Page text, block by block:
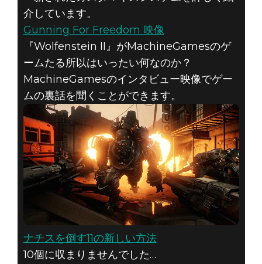
介しています。
Gunning For Freedom 映像
『Wolfenstein II』がMachineGamesのゲ
ームたる所以はいったい何なのか？
MachineGamesのインタビュー映像でゲー
ムの裏話を聞くことができます。
ナチスを倒す11の新しい方法
10個に収まりませんでした…